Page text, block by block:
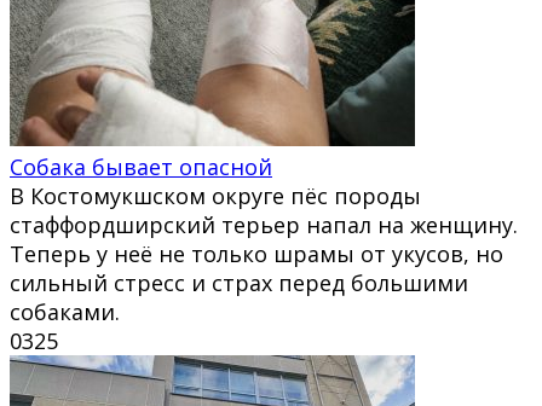
Собака бывает опасной
В Костомукшском округе пёс породы
стаффордширский терьер напал на женщину.
Теперь у неё не только шрамы от укусов, но
сильный стресс и страх перед большими
собаками.
0325